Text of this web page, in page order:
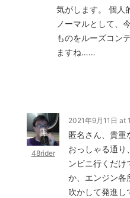
気がします。 個人
ノーマルとして、
ものをルーズコン
ますね……
48rider
2021年9月11日 at
匿名さん、貴重
おっしゃる通り
ンビニ行くだけ
か、エンジン各
吹かして発進し